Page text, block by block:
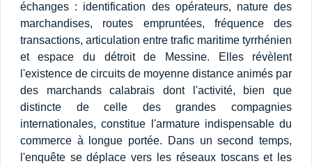
échanges : identification des opérateurs, nature des
marchandises, routes empruntées, fréquence des
transactions, articulation entre trafic maritime tyrrhénien
et espace du détroit de Messine. Elles révèlent
l'existence de circuits de moyenne distance animés par
des marchands calabrais dont l'activité, bien que
distincte de celle des grandes compagnies
internationales, constitue l'armature indispensable du
commerce à longue portée. Dans un second temps,
l'enquête se déplace vers les réseaux toscans et les